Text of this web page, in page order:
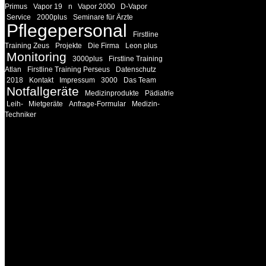
Primus
Vapor 19 n Vapor 2000
D-Vapor
Service
2000plus Seminare für Ärzte
Pflegepersonal
Firstline
Training Zeus
Projekte Die Firma Leon plus
Monitoring 3000plus
Firstline Training
Atlan
Firstline Training Perseus
Datenschutz
2018
Kontakt Impressum 3000 Das Team
Notfallgeräte Medizinprodukte
Pädiatrie
Leih-
Mietgeräte Anfrage-Formular
Medizin-
Techniker